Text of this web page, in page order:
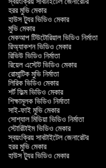
হরর মুভি মেকার
হাউস ট্যুর ভিডিও মেকার
মুভি মেকার
মেকআপ টিউটোরিয়াল ভিডিও নির্মাতা
রিঅ্যাকশন ভিডিও মেকার
রিভিউ ভিডিও নির্মাতা
রিয়েল এস্টেট ভিডিও মেকার
রোমান্টিক মুভি নির্মাতা
লিরিক ভিডিও মেকার
শর্ট ফিল্ম ভিডিও মেকার
শিক্ষামূলক ভিডিও নির্মাতা
সাই-ফাই মুভি মেকার
সোশ্যাল মিডিয়া ভিডিও নির্মাতা
স্টোরিটাইম ভিডিও মেকার
স্বয়ংক্রিয় সাবটাইটেল জেনারেটর
হরর মুভি মেকার
হাউস ট্যুর ভিডিও মেকার